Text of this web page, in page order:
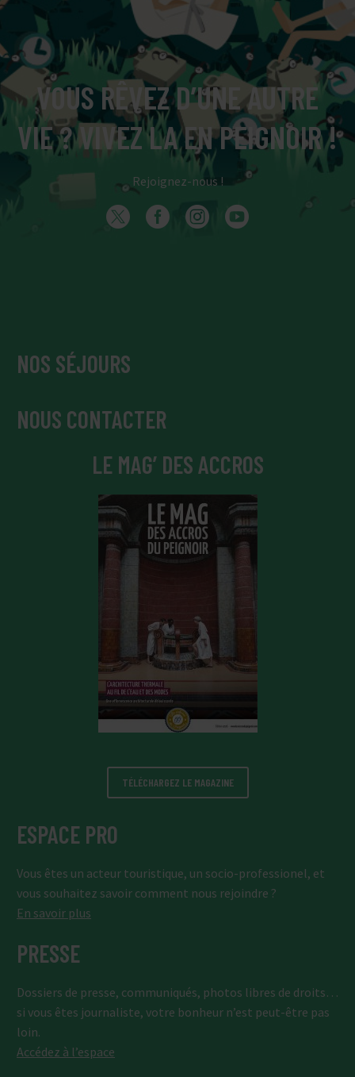
VOUS RÊVEZ D’UNE AUTRE
VIE ? VIVEZ LA EN PEIGNOIR !
Rejoignez-nous !
NOS SÉJOURS
NOUS CONTACTER
LE MAG’ DES ACCROS
TÉLÉCHARGEZ LE MAGAZINE
ESPACE PRO
Vous êtes un acteur touristique, un socio-professionel, et
vous souhaitez savoir comment nous rejoindre ?
En savoir plus
PRESSE
Dossiers de presse, communiqués, photos libres de droits…
si vous êtes journaliste, votre bonheur n’est peut-être pas
loin.
Accédez à l’espace